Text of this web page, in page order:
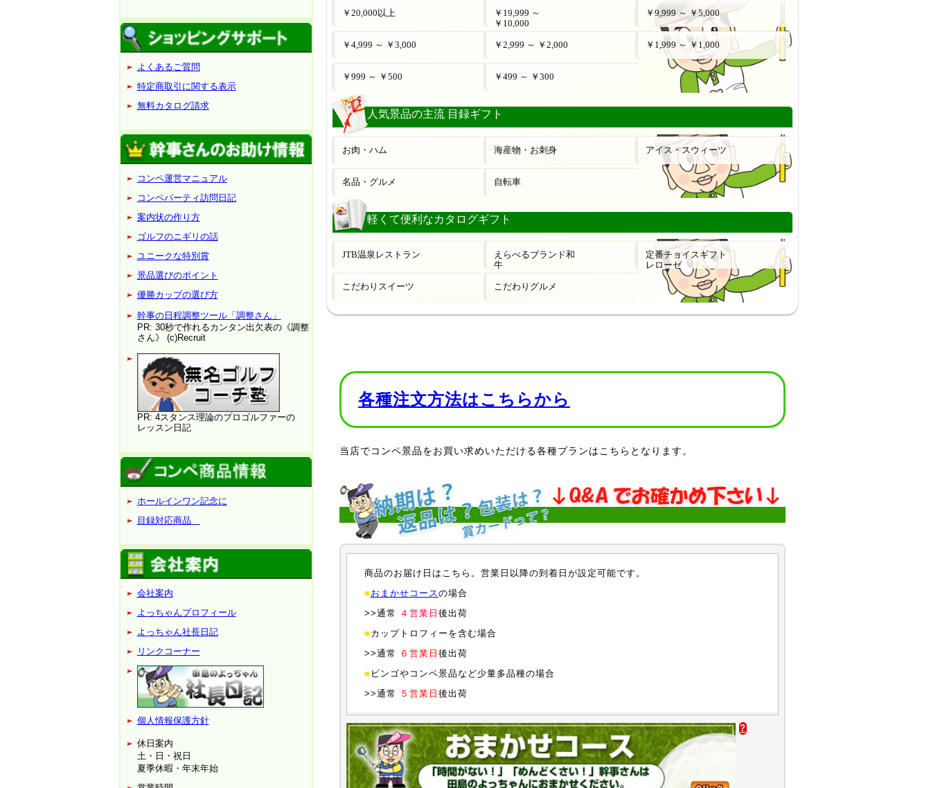
よくあるご質問
特定商取引に関する表示
無料カタログ請求
コンペ運営マニュアル
コンペパーティ訪問日記
案内状の作り方
ゴルフのニギリの話
ユニークな特別賞
景品選びのポイント
優勝カップの選び方
幹事の日程調整ツール「調整さん」
PR: 30秒で作れるカンタン出欠表の《調整
さん》 (c)Recruit
PR: 4スタンス理論のプロゴルファーの
レッスン日記
ホールインワン記念に
目録対応商品
会社案内
よっちゃんプロフィール
よっちゃん社長日記
リンクコーナー
個人情報保護方針
休日案内
土・日・祝日
夏季休暇・年末年始
各種注文方法はこちらから
当店でコンペ景品をお買い求めいただける各種プランはこちらとなります。
商品のお届け日はこちら。営業日以降の到着日が設定可能です。
■ おまかせコース の場合
>>通常
４営業日 後出荷
■ カップトロフィーを含む場合
>>通常
６営業日 後出荷
■ ビンゴやコンペ景品など少量多品種の場合
>>通常
５営業日 後出荷
?